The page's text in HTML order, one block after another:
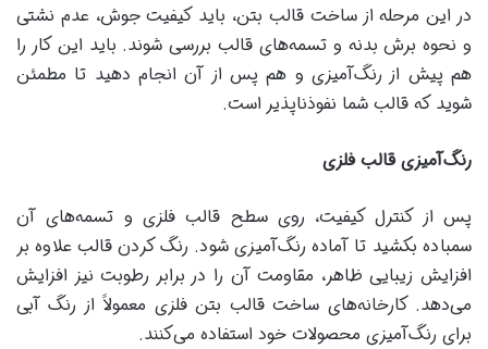
در این مرحله از ساخت قالب بتن، باید کیفیت جوش، عدم نشتی
و نحوه برش بدنه و تسمه‌های قالب بررسی شوند. باید این کار را
هم پیش از رنگ‌آمیزی و هم پس از آن انجام دهید تا مطمئن
شوید که قالب شما نفوذناپذیر است.
رنگ‌آمیزی قالب فلزی
پس از کنترل کیفیت، روی سطح قالب فلزی و تسمه‌های آن
سمباده بکشید تا آماده رنگ‌آمیزی شود. رنگ کردن قالب علاوه بر
افزایش زیبایی ظاهر، مقاومت آن را در برابر رطوبت نیز افزایش
می‌دهد. کارخانه‌های ساخت قالب بتن فلزی معمولاً از رنگ آبی
برای رنگ‌آمیزی محصولات خود استفاده می‌کنند.